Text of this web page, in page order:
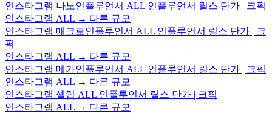
인스타그램 나노인플루언서 ALL 인플루언서 릴스 단가 | 크픽
인스타그램 ALL → 다른 규모
인스타그램 매크로인플루언서 ALL 인플루언서 릴스 단가 | 크
픽
인스타그램 ALL → 다른 규모
인스타그램 메가인플루언서 ALL 인플루언서 릴스 단가 | 크픽
인스타그램 ALL → 다른 규모
인스타그램 셀럽 ALL 인플루언서 릴스 단가 | 크픽
인스타그램 ALL → 다른 규모